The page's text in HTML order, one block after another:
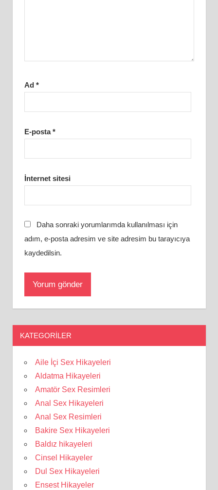
Ad *
E-posta*
İnternet sitesi
Daha sonraki yorumlarımda kullanılması için
adım, e-posta adresim ve site adresim bu tarayıcıya
kaydedilsin.
KATEGORILER
Aile İçi Sex Hikayeleri
Aldatma Hikayeleri
Amatör Sex Resimleri
Anal Sex Hikayeleri
Anal Sex Resimleri
Bakire Sex Hikayeleri
Baldız hikayeleri
Cinsel Hikayeler
Dul Sex Hikayeleri
Ensest Hikayeler